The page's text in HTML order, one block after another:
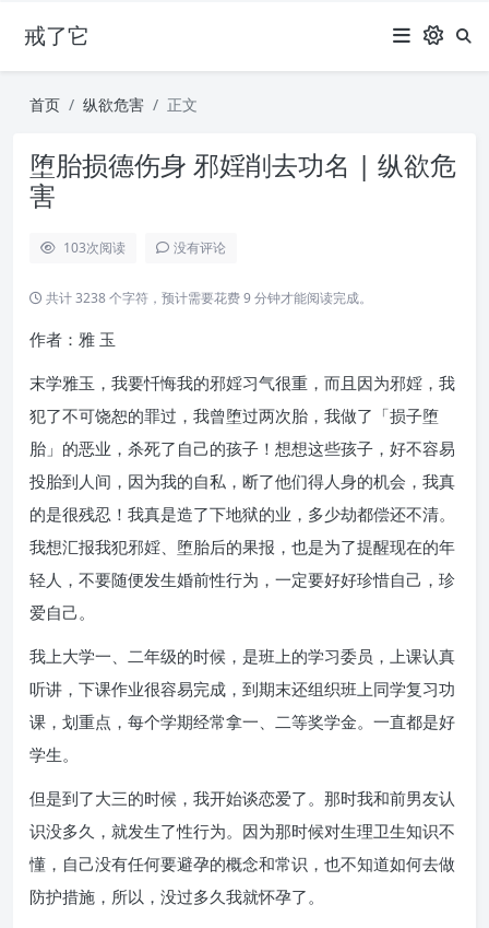
戒了它
首页 纵欲危害 正文
堕胎损德伤身 邪婬削去功名 | 纵欲危
害
103次阅读 没有评论
共计 3238 个字符，预计需要花费 9 分钟才能阅读完成。
作者：雅 玉
末学雅玉，我要忏悔我的邪婬习气很重，而且因为邪婬，我
犯了不可饶恕的罪过，我曾堕过两次胎，我做了「损子堕
胎」的恶业，杀死了自己的孩子！想想这些孩子，好不容易
投胎到人间，因为我的自私，断了他们得人身的机会，我真
的是很残忍！我真是造了下地狱的业，多少劫都偿还不清。
我想汇报我犯邪婬、堕胎后的果报，也是为了提醒现在的年
轻人，不要随便发生婚前性行为，一定要好好珍惜自己，珍
爱自己。
我上大学一、二年级的时候，是班上的学习委员，上课认真
听讲，下课作业很容易完成，到期末还组织班上同学复习功
课，划重点，每个学期经常拿一、二等奖学金。一直都是好
学生。
但是到了大三的时候，我开始谈恋爱了。那时我和前男友认
识没多久，就发生了性行为。因为那时候对生理卫生知识不
懂，自己没有任何要避孕的概念和常识，也不知道如何去做
防护措施，所以，没过多久我就怀孕了。